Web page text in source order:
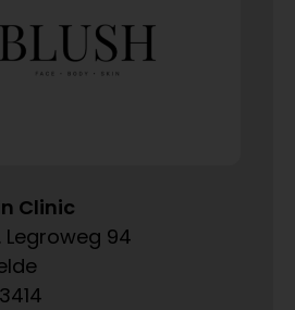
Clinic
Legroweg 94